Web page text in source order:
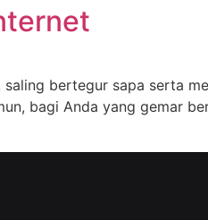
bertegur sapa serta
bagi Anda yang gemar